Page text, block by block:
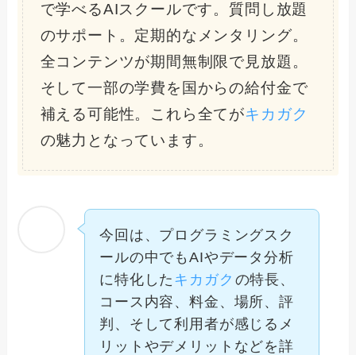
で学べるAIスクールです。質問し放題
のサポート。定期的なメンタリング。
全コンテンツが期間無制限で見放題。
そして一部の学費を国からの給付金で
補える可能性。これら全てがキカガク
の魅力となっています。
今回は、プログラミングスク
ールの中でもAIやデータ分析
に特化した キカガク の特長、
コース内容、料金、場所、評
判、そして利用者が感じるメ
リットやデメリットなどを詳